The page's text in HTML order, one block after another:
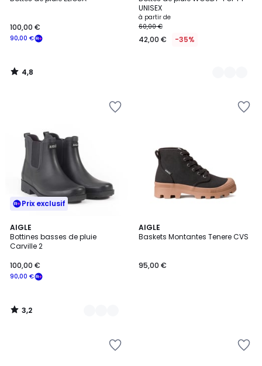
90,00 €
100,00 €
4,8
/
UNISEX
à partir de
60,00 €
42,00 € -35%
Prix exclusif
AIGLE
Bottines basses de pluie
Carville 2
90,00 €
100,00 €
3,2
/ 5
2
Couleurs
3,2
/
AIGLE
Baskets Montantes Tenere CVS
95,00 €